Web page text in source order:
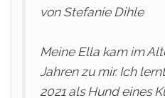
von Stefanie Dihle
Meine Ella kam im
Jahren zu mir. Ich
2021 als Hund eines